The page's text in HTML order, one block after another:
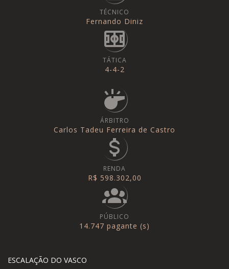
TÉCNICO
Fernando Diniz
TÁTICA
4-4-2
ÁRBITRO
Carlos Tadeu Ferreira de Castro
RENDA
R$ 598.302,00
PÚBLICO
14.747 pagante (s)
ESCALAÇÃO DO VASCO